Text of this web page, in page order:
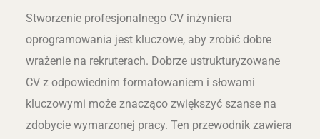
Stworzenie profesjonalnego CV inżyniera
oprogramowania jest kluczowe, aby zrobić dobre
wrażenie na rekruterach. Dobrze ustrukturyzowane
CV z odpowiednim formatowaniem i słowami
kluczowymi może znacząco zwiększyć szanse na
zdobycie wymarzonej pracy. Ten przewodnik zawiera